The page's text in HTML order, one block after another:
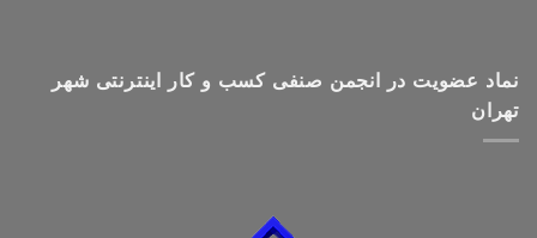
نماد عضویت در انجمن صنفی کسب و کار اینترنتی شهر
تهران